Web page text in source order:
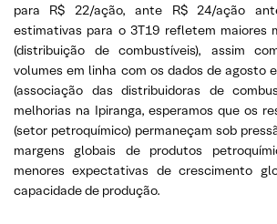
para R$ 22/ação, ante R$ 24/ação
estimativas para o 3T19 refletem maiores
(distribuição de combustíveis), assim
volumes em linha com os dados de agosto
(associação das distribuidoras de
melhorias na Ipiranga, esperamos que os
(setor petroquímico) permaneçam sob
margens globais de produtos
menores expectativas de crescimento
capacidade de produção.